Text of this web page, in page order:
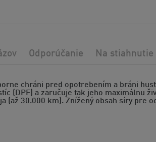
chráni pred opotrebením a bráni
(DPF) a zaručuje tak jeho maximálnu
(až 30.000 km). Znížený obsah síry pre
Odporúčanie Na stiahnutie